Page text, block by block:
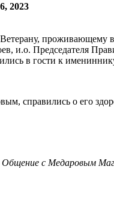
2023
проживающему
и.о. Председателя
в гости к
справились о его
с Медаровым